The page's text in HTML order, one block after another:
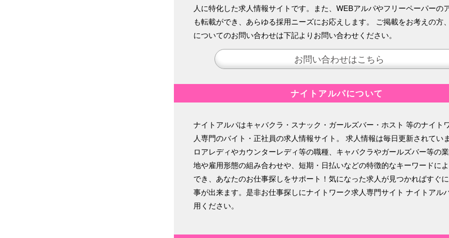
人に特化した求人情報サイトです。また、WEBアルパやフリーペーパーの
も転載ができ、あらゆる採用ニーズにお応えします。 ご掲載をお考えの方
についてのお問い合わせは下記よりお問い合わせください。
お問い合わせはこちら
ナイトアルパについて
ナイトアルパはキャバクラ・スナック・ガールズバー・ホスト 等のナイト
人専門のバイト・正社員の求人情報サイト。 求人情報は毎日更新されてい
ロアレディやカウンターレディ等の職種、キャバクラやガールズバー等の
地や雇用形態の組み合わせや、短期・日払いなどの特徴的なキーワードに
でき、あなたのお仕事探しをサポート！気になった求人が見つかればすぐ
事が出来ます。是非お仕事探しにナイトワーク求人専門サイト ナイトアル
用ください。